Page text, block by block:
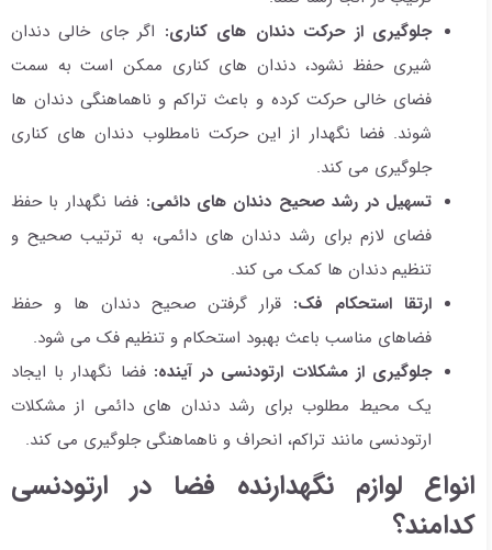
جلوگیری از حرکت دندان های کناری: اگر جای خالی دندان
شیری حفظ نشود، دندان های کناری ممکن است به سمت
فضای خالی حرکت کرده و باعث تراکم و ناهماهنگی دندان ها
شوند. فضا نگهدار از این حرکت نامطلوب دندان های کناری
جلوگیری می کند.
تسهیل در رشد صحیح دندان های دائمی: فضا نگهدار با حفظ
فضای لازم برای رشد دندان های دائمی، به ترتیب صحیح و
تنظیم دندان ها کمک می کند.
ارتقا استحکام فک: قرار گرفتن صحیح دندان ها و حفظ
فضاهای مناسب باعث بهبود استحکام و تنظیم فک می شود.
جلوگیری از مشکلات ارتودنسی در آینده: فضا نگهدار با ایجاد
یک محیط مطلوب برای رشد دندان های دائمی از مشکلات
ارتودنسی مانند تراکم، انحراف و ناهماهنگی جلوگیری می کند.
انواع لوازم نگهدارنده فضا در ارتودنسی
کدامند؟